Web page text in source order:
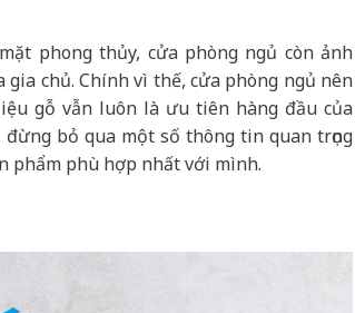
phong thủy, cửa phòng ngủ còn ảnh
chủ. Chính vì thế, cửa phòng ngủ nên
gỗ vẫn luôn là ưu tiên hàng đầu của
đừng bỏ qua một số thông tin quan trọng
phẩm phù hợp nhất với mình.